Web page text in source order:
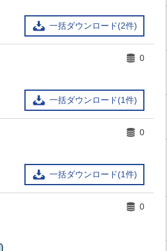
一括ダウンロード(2件)
一括ダウンロード(1件)
0
一括ダウンロード(1件)
0
0